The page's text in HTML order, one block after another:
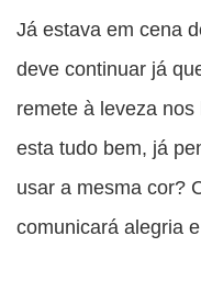
Já estava em cena
deve continuar já
remete à leveza
esta tudo bem, já
usar a mesma cor?
comunicará alegria